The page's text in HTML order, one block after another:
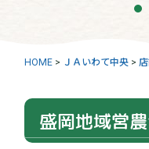
HOME > ＪＡいわて中央 >
盛岡地域営